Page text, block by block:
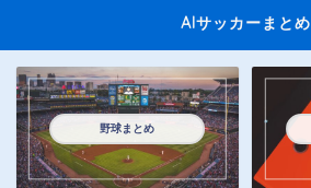
AIサッカーまとめ
野球まとめ